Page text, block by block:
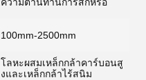
100mm-2500mm
โลหะผสมเหล็กกล้าคาร์บอนสู
งและเหล็กกล้าไร้สนิม